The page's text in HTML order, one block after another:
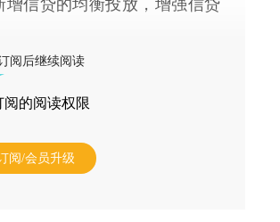
阅后继续阅读
阅的阅读权限
阅/会员升级